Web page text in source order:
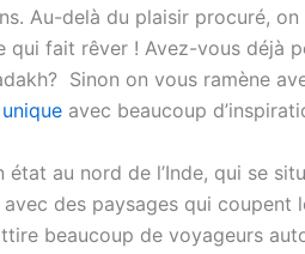
Au-delà du plaisir procuré,
qui fait rêver ! Avez-vous déjà
Sinon on vous ramène
avec beaucoup
état au nord de l’Inde, qui se
des paysages qui coupent
beaucoup de voyageurs